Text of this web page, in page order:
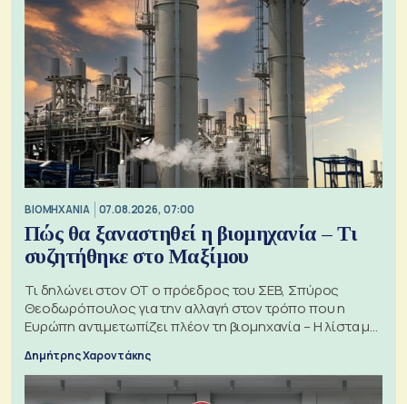
ΒΙΟΜΗΧΑΝΙΑ 07.08.2026, 07:00
Πώς θα ξαναστηθεί η βιομηχανία – Τι
συζητήθηκε στο Μαξίμου
Τι δηλώνει στον ΟΤ ο πρόεδρος του ΣΕΒ, Σπύρος
Θεοδωρόπουλος για την αλλαγή στον τρόπο που η
Ευρώπη αντιμετωπίζει πλέον τη βιομηχανία – Η λίστα με
Δημήτρης Χαροντάκης